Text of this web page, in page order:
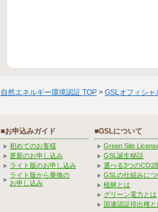
自然エネルギー環境認証 TOP > GSLオフィシャ
■お申込みガイド
初めてのお客様
更新のお申し込み
ライト版のお申し込み
ライト版から乗換の
お申し込み
■GSLについて
Green Site
GSL誕生秘話
選べる3つのCO2
GSLの仕組みにつ
植林とは
グリーン電力とは
国連認証排出権と